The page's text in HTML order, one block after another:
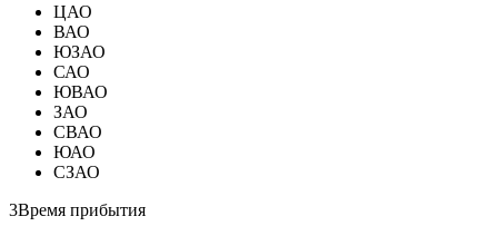
ЦАО
ВАО
ЮЗАО
САО
ЮВАО
ЗАО
СВАО
ЮАО
СЗАО
3Время прибытия